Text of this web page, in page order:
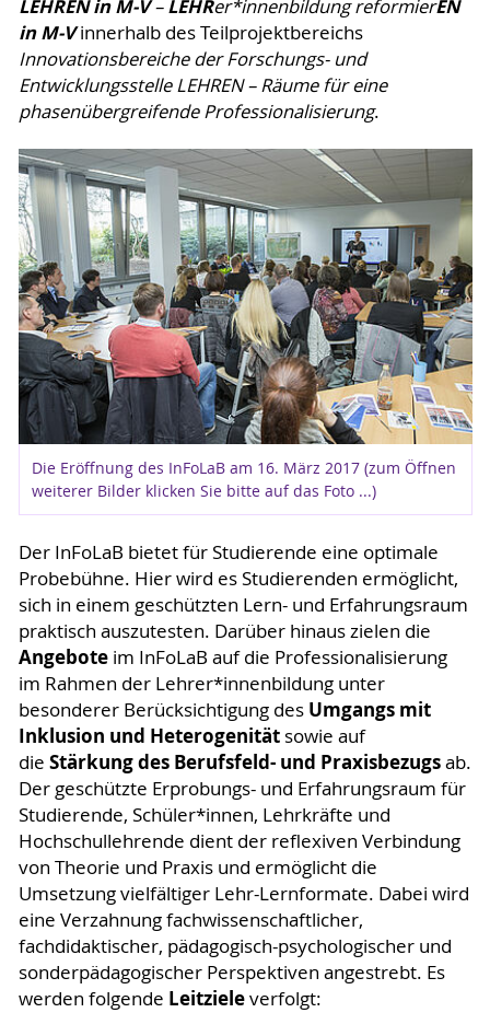
LEHREN in M-V–LEHRer*innenbildung reformierEN
in M-Vinnerhalb des Teilprojektbereichs
Innovationsbereiche der Forschungs- und
Entwicklungsstelle LEHREN – Räume für eine
phasenübergreifende Professionalisierung.
Die Eröffnung des InFoLaB am 16. März 2017 (zum Öffnen
weiterer Bilder klicken Sie bitte auf das Foto ...)
Der InFoLaB bietet für Studierende eine optimale
Probebühne. Hier wird es Studierenden ermöglicht,
sich in einem geschützten Lern- und Erfahrungsraum
praktisch auszutesten. Darüber hinaus zielen die
Angeboteim InFoLaB auf die Professionalisierung
im Rahmen der Lehrer*innenbildung unter
besonderer Berücksichtigung des Umgangs mit
Inklusion und Heterogenitätsowie auf
die Stärkung des Berufsfeld- und Praxisbezugsab.
Der geschützte Erprobungs- und Erfahrungsraum für
Studierende, Schüler*innen, Lehrkräfte und
Hochschullehrende dient der reflexiven Verbindung
von Theorie und Praxis und ermöglicht die
Umsetzung vielfältiger Lehr-Lernformate. Dabei wird
eine Verzahnung fachwissenschaftlicher,
fachdidaktischer, pädagogisch-psychologischer und
sonderpädagogischer Perspektiven angestrebt. Es
werden folgende Leitzieleverfolgt: